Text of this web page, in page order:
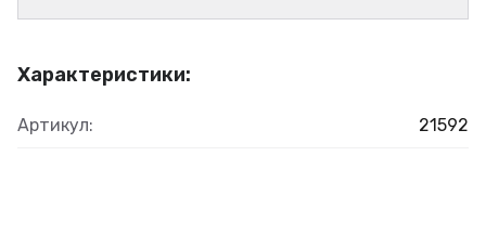
Характеристики:
Артикул: 21592